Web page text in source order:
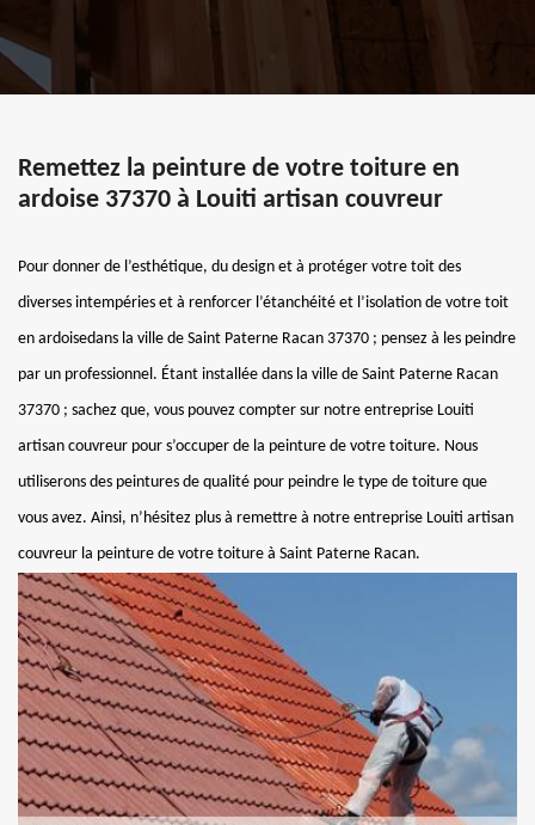
Remettez la peinture de votre toiture en
ardoise 37370 à Louiti artisan couvreur
Pour donner de l’esthétique, du design et à protéger votre toit des
diverses intempéries et à renforcer l’étanchéité et l’isolation de votre toit
en ardoisedans la ville de Saint Paterne Racan 37370 ; pensez à les peindre
par un professionnel. Étant installée dans la ville de Saint Paterne Racan
37370 ; sachez que, vous pouvez compter sur notre entreprise Louiti
artisan couvreur pour s’occuper de la peinture de votre toiture. Nous
utiliserons des peintures de qualité pour peindre le type de toiture que
vous avez. Ainsi, n’hésitez plus à remettre à notre entreprise Louiti artisan
couvreur la peinture de votre toiture à Saint Paterne Racan.